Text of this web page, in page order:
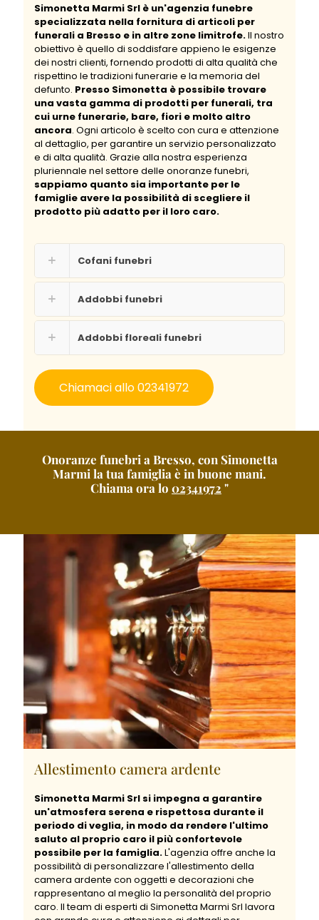
Simonetta Marmi Srl è un'agenzia funebre
specializzata nella fornitura di articoli per
funerali a Bresso e in altre zone limitrofe.Il nostro
obiettivo è quello di soddisfare appieno le esigenze
dei nostri clienti, fornendo prodotti di alta qualità che
rispettino le tradizioni funerarie e la memoria del
defunto. Presso Simonetta è possibile trovare
una vasta gamma di prodotti per funerali, tra
cui urne funerarie, bare, fiori e molto altro
ancora. Ogni articolo è scelto con cura e attenzione
al dettaglio, per garantire un servizio personalizzato
e di alta qualità. Grazie alla nostra esperienza
pluriennale nel settore delle onoranze funebri,
sappiamo quanto sia importante per le
famiglie avere la possibilità di scegliere il
prodotto più adatto per il loro caro.
Cofani funebri
Addobbi funebri
Addobbi floreali funebri
Chiamaci allo 02341972
Onoranze funebri a Bresso, con Simonetta
Marmi la tua famiglia è in buone mani.
Chiama ora lo 02341972"
Allestimento camera ardente
Simonetta Marmi Srl si impegna a garantire
un'atmosfera serena e rispettosa durante il
periodo di veglia, in modo da rendere l'ultimo
saluto al proprio caro il più confortevole
possibile per la famiglia.L'agenzia offre anche la
possibilità di personalizzare l'allestimento della
camera ardente con oggetti e decorazioni che
rappresentano al meglio la personalità del proprio
caro. Il team di esperti di Simonetta Marmi Srl lavora